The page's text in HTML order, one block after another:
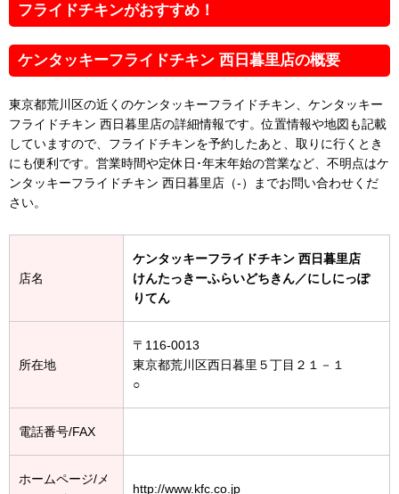
フライドチキンがおすすめ！
ケンタッキーフライドチキン 西日暮里店の概要
東京都荒川区の近くのケンタッキーフライドチキン、ケンタッキー
フライドチキン 西日暮里店の詳細情報です。位置情報や地図も記載
していますので、フライドチキンを予約したあと、取りに行くとき
にも便利です。営業時間や定休日･年末年始の営業など、不明点はケ
ンタッキーフライドチキン 西日暮里店（-）までお問い合わせくだ
さい。
店名
ケンタッキーフライドチキン 西日暮里店
けんたっきーふらいどちきん／にしにっぽ
りてん
所在地
〒116-0013
東京都荒川区西日暮里５丁目２１－１
○
電話番号/FAX
ホームページ/メ
http://www.kfc.co.jp